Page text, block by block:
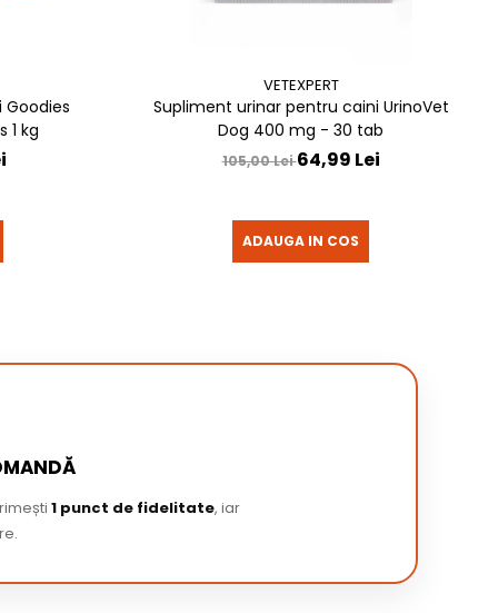
1 kg
VETEXPERT
Supliment urinar pentru caini UrinoVet
Dog 400 mg - 30 tab
105,00 Lei64,99 Lei
ADAUGA IN COS
1 punct de fidelitate, iar